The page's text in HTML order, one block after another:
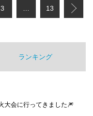
3 13
ランキング
大会に行ってきました🎆